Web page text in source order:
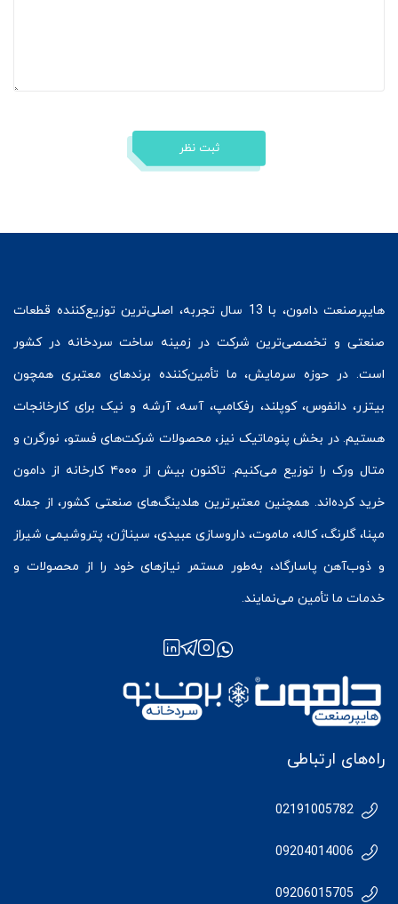
ثبت نظر
هایپرصنعت
دامون، با 13 سال تجربه، اصلی‌ترین توزیع‌کننده قطعات
صنعتی و تخصصی‌ترین شرکت در زمینه ساخت سردخانه در کشور
است. در حوزه سرمایش، ما تأمین‌کننده برندهای معتبری همچون
بیتزر، دانفوس،کوپلند، رفکامپ، آسه، آرشه و نیک برای کارخانجات
هستیم. در بخش پنوماتیک نیز، محصولات شرکت‌های فستو، نورگرن و
متال ورک
را توزیع می‌کنیم. تاکنون بیش از ۴۰۰۰ کارخانه از دامون
خرید کرده‌اند. همچنین معتبرترین هلدینگ‌های صنعتی کشور، از جمله
مپنا، گلرنگ، کاله، ماموت، داروسازی عبیدی، سیناژن، پتروشیمی شیراز
و ذوب‌آهن پاسارگاد، به‌طور مستمر نیازهای خود را از محصولات و
خدمات ما تأمین می‌نمایند.
راه‌های ارتباطی
02191005782
09204014006
09206015705